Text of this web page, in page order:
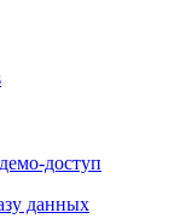
демо-доступ
данных